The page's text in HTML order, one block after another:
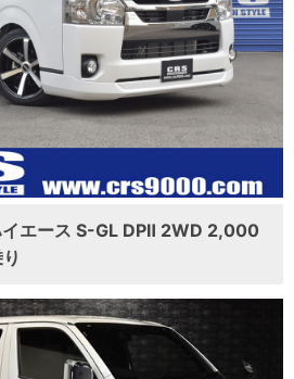
イエース S-GL DPⅡ 2WD 2,000